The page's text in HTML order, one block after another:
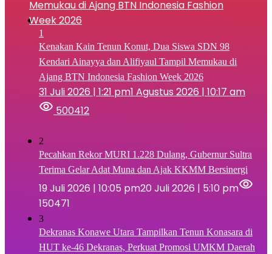
1
‎Kenakan Kain Tenun Konut, Dua Siswa SDN 98
Kendari Ainayya dan Alifiyaul Tampil Memukau di
Ajang BTN Indonesia Fashion Week 2026
31 Juli 2026 | 1:21 pm1 Agustus 2026 | 10:17 am
500412
2
Pecahkan Rekor MURI 1.228 Dulang, Gubernur Sultra
Terima Gelar Adat Muna dan Ajak KKMM Bersinergi
19 Juli 2026 | 10:05 pm20 Juli 2026 | 5:10 pm
150471
3
Dekranas Konawe Utara Tampilkan Tenun Konasara di
HUT ke-46 Dekranas, Perkuat Promosi UMKM Daerah